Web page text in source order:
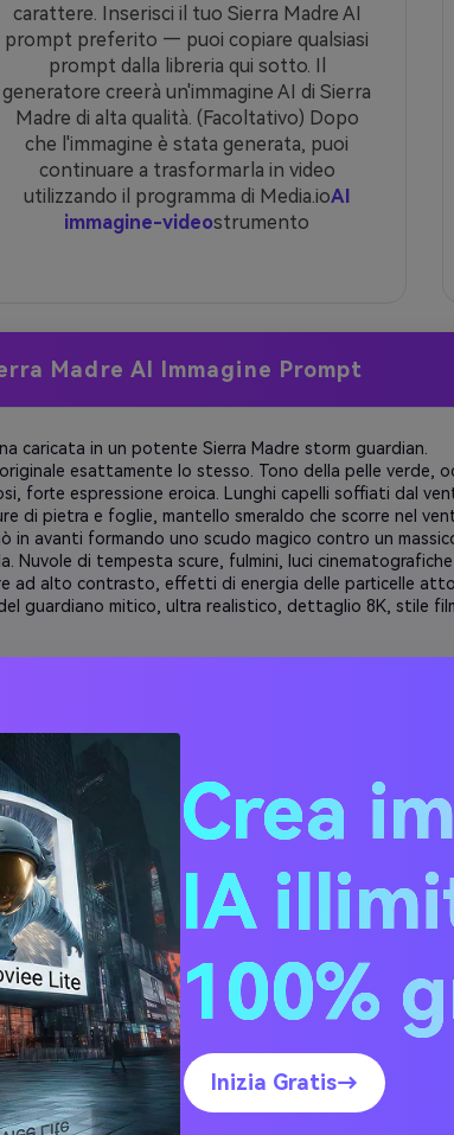
carattere. Inserisci il tuo Sierra Madre AI
prompt preferito — puoi copiare qualsiasi
prompt dalla libreria qui sotto. Il
generatore creerà un'immagine AI di Sierra
Madre di alta qualità. (Facoltativo) Dopo
che l'immagine è stata generata, puoi
continuare a trasformarla in video
utilizzando il programma di Media.ioAI
immagine-videostrumento
Madre AI Immagine Prompt
caricata in un potente Sierra Madre storm guardian.
esattamente lo stesso. Tono della pelle verde,
forte espressione eroica. Lunghi capelli soffiati dal
di pietra e foglie, mantello smeraldo che scorre nel
in avanti formando uno scudo magico contro un
Nuvole di tempesta scure, fulmini, luci cinematografiche
ad alto contrasto, effetti di energia delle particelle
guardiano mitico, ultra realistico, dettaglio 8K, stile
l'acconciatura e le caratteristiche originali. Pelle verde
e luminosi, lunghi capelli scorrevoli illuminati da luce
veste di smeraldo fatta di foglie, viti e morbide
una piccola isola con le braccia aperte, proteggendo
dalle morbide nuvole di pioggia. Luce del bordo caldo,
aura divina, atmosfera dello spirito della natura.
splendidamente dettagliato, ispirato alle mitiche
caricata in un ibrido Sierra Madre mountain spirit.
facciale originale. Pelle infusa di texture verdi, pietra e
brillanti, crepe di luce dorata sulle guance, sottili motivi di
Capelli che scorrono con il vento e foglie. Sfondo di
nebbia vorticosa e nuvole di tempesta. Mitica natura
fantasy, classificazione cinematografica dei colori.
Crea
IA
100%
Inizia Gratis→